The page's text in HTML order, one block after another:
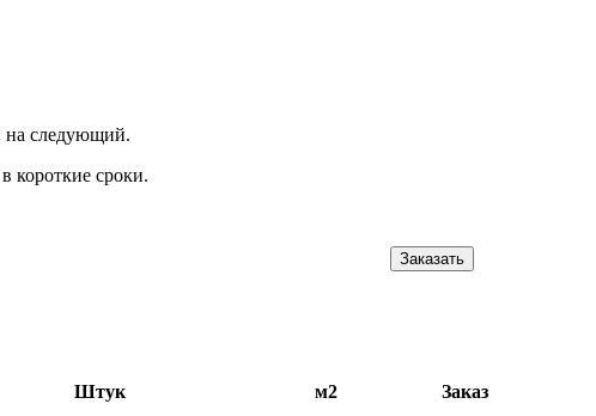
на следующий.
короткие сроки.
Заказать
Штук м2
Заказ